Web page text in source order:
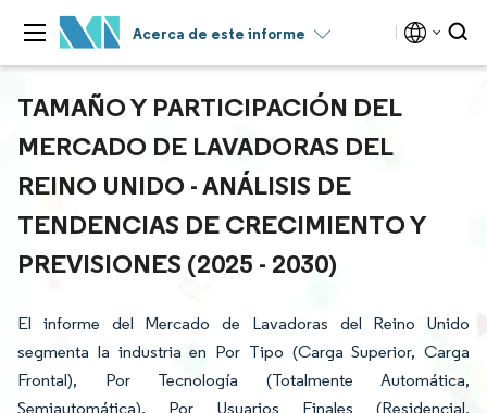
Acerca de este informe
TAMAÑO Y PARTICIPACIÓN DEL
MERCADO DE LAVADORAS DEL
REINO UNIDO - ANÁLISIS DE
TENDENCIAS DE CRECIMIENTO Y
PREVISIONES (2025 - 2030)
El informe del Mercado de Lavadoras del Reino Unido
segmenta la industria en Por Tipo (Carga Superior, Carga
Frontal), Por Tecnología (Totalmente Automática,
Semiautomática), Por Usuarios Finales (Residencial,